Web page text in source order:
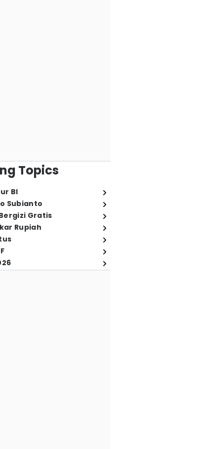
Topics
BI
Subianto
Gratis
Rupiah